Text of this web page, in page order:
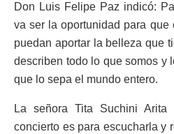
Don Luis Felipe Paz indicó:
va ser la oportunidad para que
puedan aportar la belleza que
describen todo lo que somos y
que lo sepa el mundo entero.
La señora Tita Suchini
concierto es para escucharla y